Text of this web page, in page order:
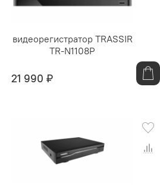
видеорегистратор TRASSIR
TR-N1108P
21 990 ₽